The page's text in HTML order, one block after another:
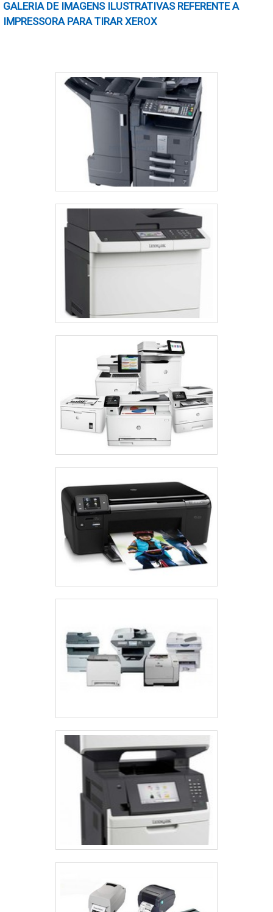
específicas que atendem a diversas necessidades,
LASER VS. LED
A tecnologia a laser é amplamente reconhecida por
oferecer impressões de alta qualidade, especialmente
em preto e branco. As impressoras a laser utilizam um
processo eletrostático que garante textos nítidos e
gráficos bem definidos. Já as impressoras LED, que
usam diodos emissores de luz, são conhecidas por
sua economia de energia, pois consomem menos
eletricidade durante a operação.
Consumo energético:
As impressoras LED
geralmente consomem menos energia do que as laser,
tornando-as uma opção mais sustentável.
a laser possa ser mais elevado, elas se mostram mais
econômicas a longo prazo para quem imprime grandes
volumes.
Velocidade de impressão:Ambas as tecnologias
apresentam boas velocidades, mas as impressoras laser
podem alcançar até 33 páginas por minuto (ppm) em
preto e 15 ppm em cores, oferecendo uma vantagem em
ambientes de trabalho movimentados.
Quando se trata de qualidade de cópia, as
impressoras multifuncionais se destacam. Elas são
projetadas para oferecer nitidez e clareza em cópias,
o que é essencial para documentos importantes. A
qualidade das cópias pode variar dependendo do
modo de impressão escolhido. Por exemplo, modos
A resolução máxima disponível também desempenha
um papel crucial na qualidade das cópias.
Impressoras que oferecem correção de imagem são
vantajosas, pois ajudam a melhorar a qualidade geral
das cópias, especialmente quando se trata de
VELOCIDADE E CAPACIDADE DE
MANUSEIO
A velocidade de impressão é um fator crítico,
principalmente em escritórios que lidam com grandes
volumes. A capacidade da bandeja de papel também
é importante; impressoras com bandejas maiores
podem atender melhor à demanda. As impressoras
que permitem impressão contínua sem interrupções
Por fim, a conectividade é uma característica a ser
considerada. Impressoras que oferecem opções como
GALERIA DE IMAGENS ILUSTRATIVAS REFERENTE A
IMPRESSORA PARA TIRAR XEROX​